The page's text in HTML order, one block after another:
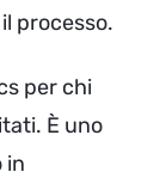
processo.
per chi
È uno
in